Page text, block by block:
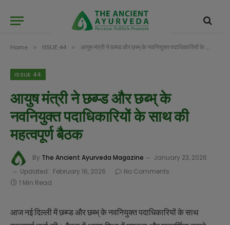
Home » ISSUE 44 » आयुष मंत्री ने छब्प्ड और छब्भ् के नवनियुक्त पदाधिकारियों के साथ की महत्वपूर्ण बैठक
ISSUE 44
आयुष मंत्री ने छब्प्ड और छब्भ् के
नवनियुक्त पदाधिकारियों के साथ की
महत्वपूर्ण बैठक
By The Ancient Ayurveda Magazine
January 23, 2026
Updated: February 16, 2026
No Comments
1 Min Read
आज नई दिल्ली में छब्प्ड और छब्भ् के नवनियुक्त पदाधिकारियों के साथ